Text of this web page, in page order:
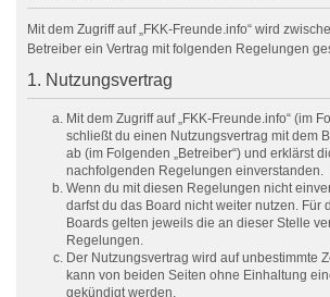
Mit dem Zugriff auf „FKK-Freunde.info“ wird
Betreiber ein Vertrag mit folgenden Regelungen
1. Nutzungsvertrag
Mit dem Zugriff auf „FKK-Freunde.info“ (im
schließt du einen Nutzungsvertrag mit dem
ab (im Folgenden „Betreiber“) und erklärst
nachfolgenden Regelungen einverstanden.
Wenn du mit diesen Regelungen nicht
darfst du das Board nicht weiter nutzen. Für
Boards gelten jeweils die an dieser Stelle
Regelungen.
Der Nutzungsvertrag wird auf unbestimmte
kann von beiden Seiten ohne Einhaltung
gekündigt werden.